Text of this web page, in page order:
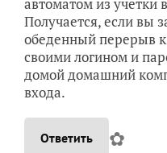
Получается, если вы
обеденный перерыв
своими логином и
домой домашний
входа.
Ответить ✿